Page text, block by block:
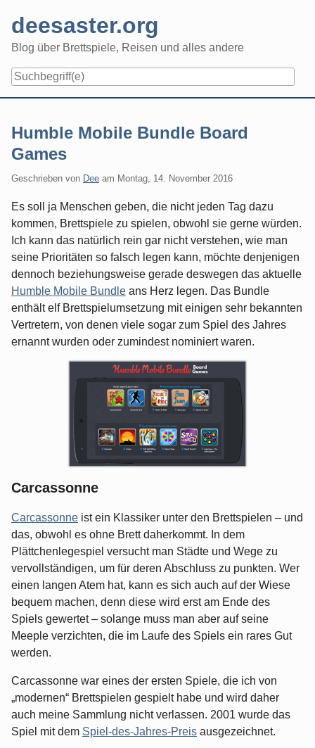
content
deesaster.org
Blog über Brettspiele, Reisen und alles andere
Humble Mobile Bundle Board
Games
Geschrieben von Dee am Montag, 14. November 2016
Es soll ja Menschen geben, die nicht jeden Tag dazu
kommen, Brettspiele zu spielen, obwohl sie gerne würden.
Ich kann das natürlich rein gar nicht verstehen, wie man
seine Prioritäten so falsch legen kann, möchte denjenigen
dennoch beziehungsweise gerade deswegen das aktuelle
Humble Mobile Bundle ans Herz legen. Das Bundle
enthält elf Brettspielumsetzung mit einigen sehr bekannten
Vertretern, von denen viele sogar zum Spiel des Jahres
ernannt wurden oder zumindest nominiert waren.
Carcassonne
Carcassonne ist ein Klassiker unter den Brettspielen – und
das, obwohl es ohne Brett daherkommt. In dem
Plättchenlegespiel versucht man Städte und Wege zu
vervollständigen, um für deren Abschluss zu punkten. Wer
einen langen Atem hat, kann es sich auch auf der Wiese
bequem machen, denn diese wird erst am Ende des
Spiels gewertet – solange muss man aber auf seine
Meeple verzichten, die im Laufe des Spiels ein rares Gut
werden.
Carcassonne war eines der ersten Spiele, die ich von
„modernen“ Brettspielen gespielt habe und wird daher
auch meine Sammlung nicht verlassen. 2001 wurde das
Spiel mit dem Spiel-des-Jahres-Preis ausgezeichnet.